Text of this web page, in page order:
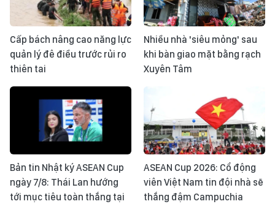
Cấp bách nâng cao năng lực
quản lý đê điều trước rủi ro
thiên tai
Nhiều nhà 'siêu mỏng' sau
khi bàn giao mặt bằng rạch
Xuyên Tâm
Bản tin Nhật ký ASEAN Cup
ngày 7/8: Thái Lan hướng
tới mục tiêu toàn thắng tại
ASEAN Cup 2026: Cổ động
viên Việt Nam tin đội nhà sẽ
thắng đậm Campuchia